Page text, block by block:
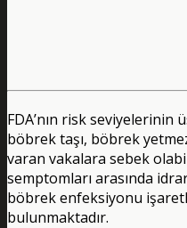
FDA’nın risk
böbrek taşı, böbrek
varan vakalara sebek
semptomları arasında
böbrek enfeksiyonu
bulunmaktadır.